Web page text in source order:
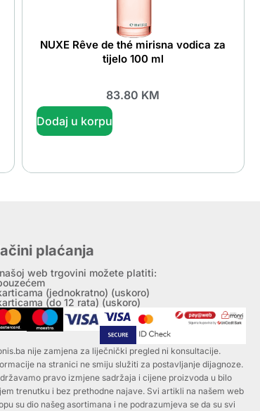
NUXE Rêve de thé mirisna vodica za
tijelo 100 ml
83.80 KM
Dodaj u korpu
plaćanja
web trgovini možete platiti:
(jednokratno) (uskoro)
(do 12 rata) (uskoro)
nije zamjena za liječnički pregled ni konsultacije.
na stranici ne smiju služiti za postavljanje dijagnoze.
pravo izmjene sadržaja i cijene proizvoda u bilo
trenutku i bez prethodne najave. Svi artikli na našem web
su dio našeg asortimana i ne podrazumjeva se da su svi